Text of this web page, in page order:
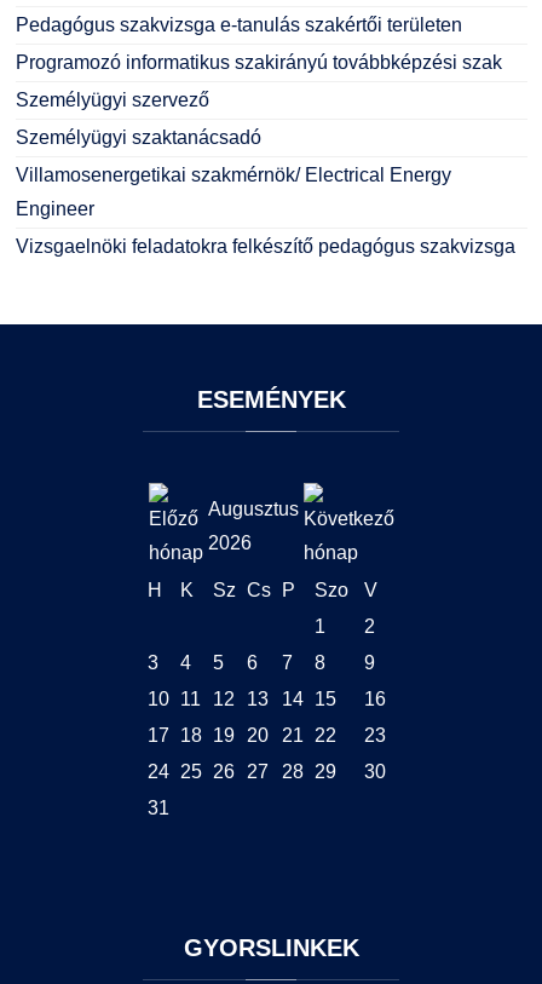
Pedagógus szakvizsga e-tanulás szakértői területen
Programozó informatikus szakirányú továbbképzési szak
Személyügyi szervező
Személyügyi szaktanácsadó
Villamosenergetikai szakmérnök/ Electrical Energy
Engineer
Vizsgaelnöki feladatokra felkészítő pedagógus szakvizsga
ESEMÉNYEK
Augusztus
2026
H K Sz Cs P Szo
V
1
2
3
4 5 6 7 8
9
10
11 12 13 14 15
16
17
18 19 20 21 22
23
24
25 26 27 28 29
30
31
GYORSLINKEK